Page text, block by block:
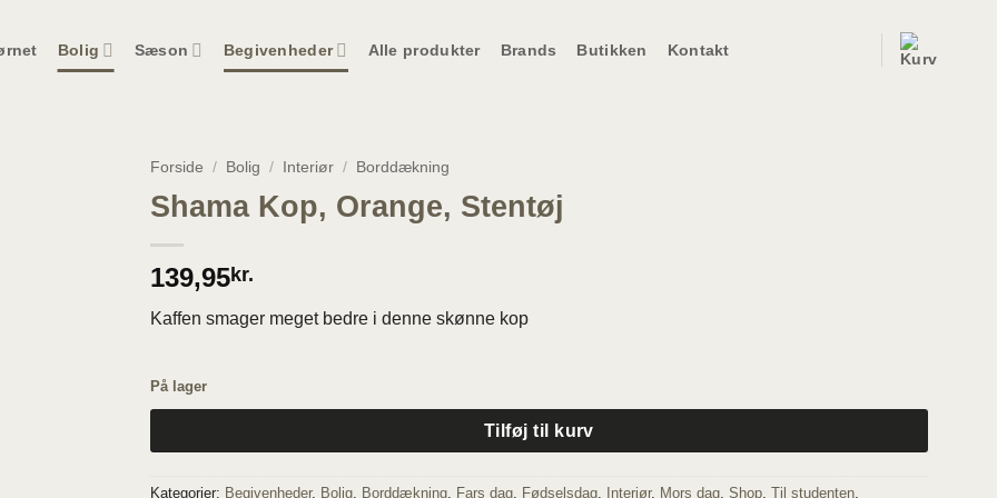
Bolig Sæson Begivenheder Alle produkter Brands Butikken Kontakt
Forside / Bolig / Interiør / Borddækning
Shama Kop, Orange, Stentøj
139,95kr.
Kaffen smager meget bedre i denne skønne kop
På lager
Tilføj til kurv
Kategorier: Begivenheder, Bolig, Borddækning, Fars dag, Fødselsdag, Interiør, Mors dag, Shop, Til studenten,